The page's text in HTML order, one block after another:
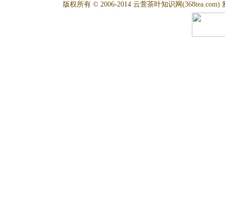
版权所有 © 2006-2014 云萱茶叶知识网